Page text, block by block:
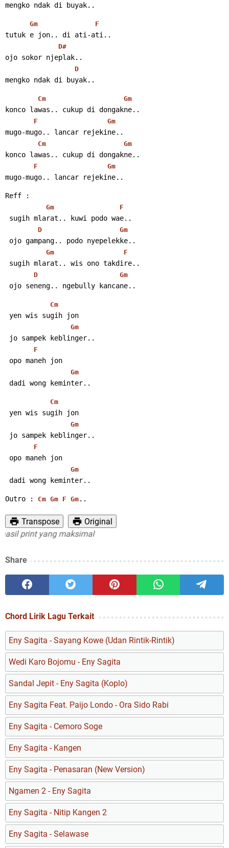
mengko ndak di buyak..
Gm F
tutuk e jon.. di ati-ati..
D#
ojo sokor njeplak..
D
mengko ndak di buyak..
Cm Gm
konco lawas.. cukup di dongakne..
F Gm
mugo-mugo.. lancar rejekine..
Cm Gm
konco lawas.. cukup di dongakne..
F Gm
mugo-mugo.. lancar rejekine..
Reff :
Gm F
sugih mlarat.. kuwi podo wae..
D Gm
ojo gampang.. podo nyepelekke..
Gm F
sugih mlarat.. wis ono takdire..
D Gm
ojo seneng.. ngebully kancane..
Cm
yen wis sugih jon
Gm
jo sampek keblinger..
F
opo maneh jon
Gm
dadi wong keminter..
Cm
yen wis sugih jon
Gm
jo sampek keblinger..
F
opo maneh jon
Gm
dadi wong keminter..
Outro : Cm Gm F Gm ..
Transpose
Original
print yang maksimal
Share
Chord Lirik Lagu Terkait
Eny Sagita - Sayang Kowe (Udan Rintik-Rintik)
Wedi Karo Bojomu - Eny Sagita
Sandal Jepit - Eny Sagita (Koplo)
Eny Sagita Feat. Paijo Londo - Ora Sido Rabi
Eny Sagita - Cemoro Soge
Eny Sagita - Kangen
Eny Sagita - Penasaran (New Version)
Ngamen 2 - Eny Sagita
Eny Sagita - Nitip Kangen 2
Eny Sagita - Selawase